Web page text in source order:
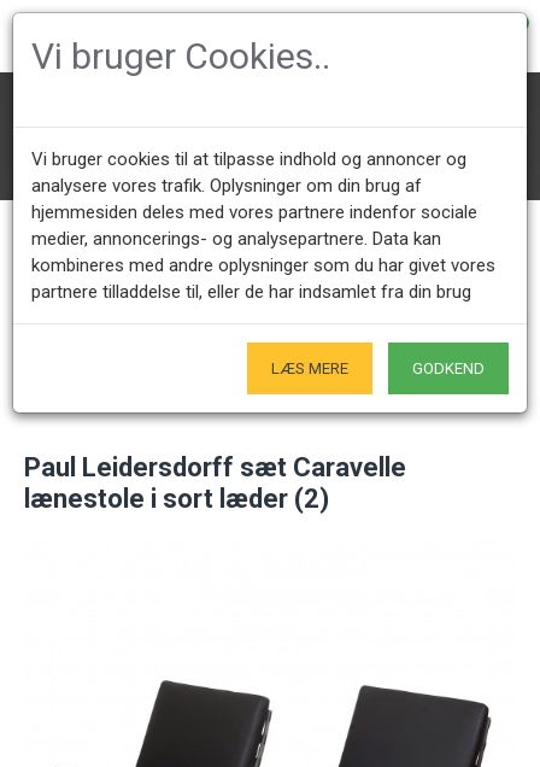
Paul Leidersdorff sæt Caravelle lænestole i sort læder (2)
Kundeservice +45 28491875
Mandag - Fredag 9.00 - 17.00
Åbningstider showroom
Kun på forudgående aftale - Hverdage
Paul Leidersdorff sæt Caravelle
lænestole i sort læder (2)
Vi bruger Cookies..
Vi bruger cookies til at tilpasse indhold og annoncer og
analysere vores trafik. Oplysninger om din brug af
hjemmesiden deles med vores partnere indenfor sociale
medier, annoncerings- og analysepartnere. Data kan
kombineres med andre oplysninger som du har givet vores
partnere tilladdelse til, eller de har indsamlet fra din brug
LÆS MERE GODKEND